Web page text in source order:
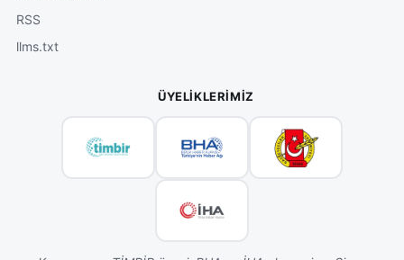
RSS
llms.txt
ÜYELIKLERIMIZ